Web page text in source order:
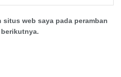
situs web saya pada peramban